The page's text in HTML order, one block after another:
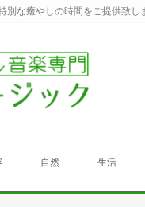
な癒やしの時間をご提供致し
自然 生活